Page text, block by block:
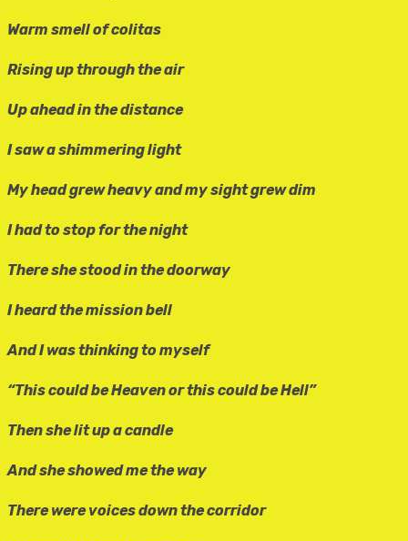
Warm smell of colitas
Rising up through the air
Up ahead in the distance
I saw a shimmering light
My head grew heavy and my sight grew dim
I had to stop for the night
There she stood in the doorway
I heard the mission bell
And I was thinking to myself
“This could be Heaven or this could be Hell”
Then she lit up a candle
And she showed me the way
There were voices down the corridor